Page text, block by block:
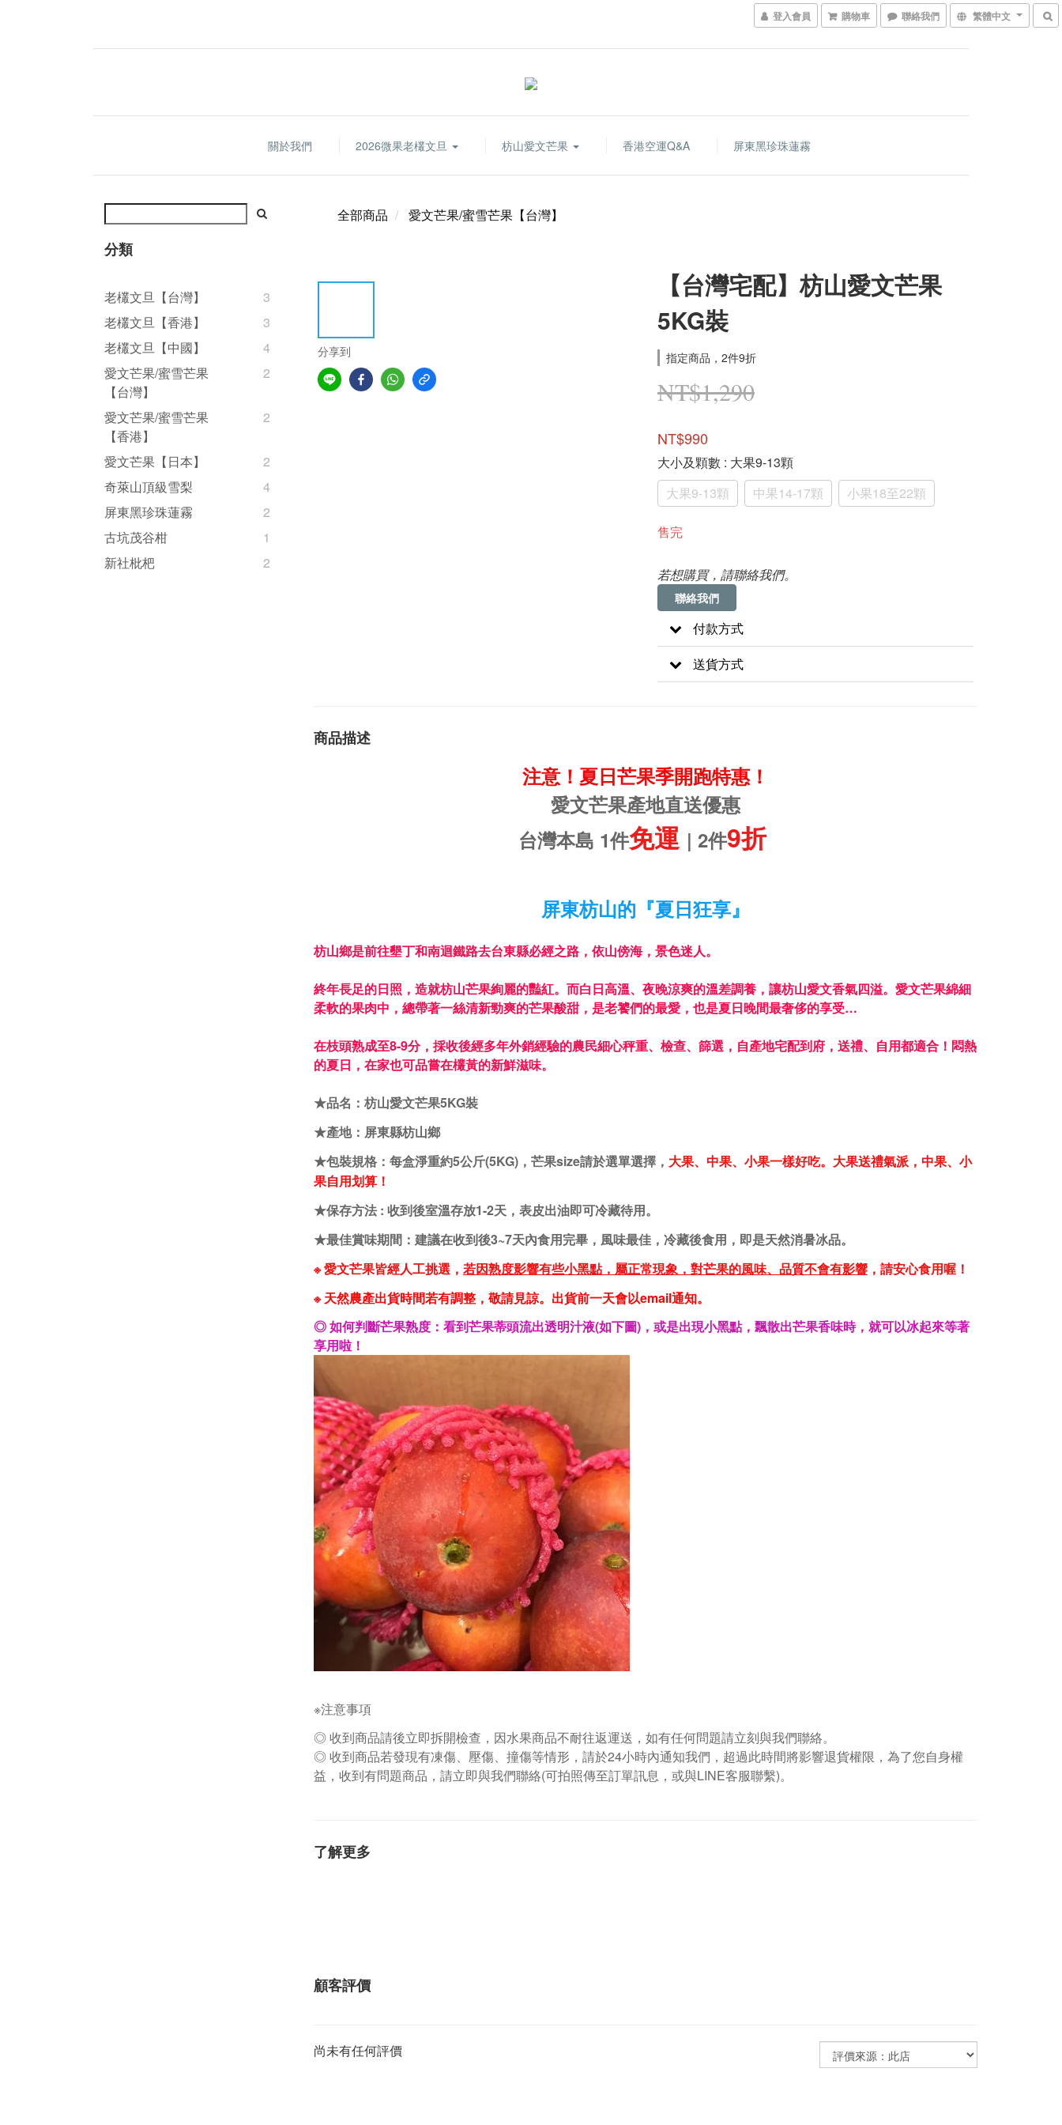
登入會員 購物車 聯絡我們 繁體中文
關於我們 2026微果老欉文旦 枋山愛文芒果 香港空運Q&A 屏東黑珍珠蓮霧
分類
老欉文旦【台灣】
3
老欉文旦【香港】
3
老欉文旦【中國】
4
愛文芒果/蜜雪芒果
【台灣】
2
愛文芒果/蜜雪芒果
【香港】
2
愛文芒果【日本】
2
奇萊山頂級雪梨
4
屏東黑珍珠蓮霧
2
古坑茂谷柑
1
新社枇杷
2
全部商品 愛文芒果/蜜雪芒果【台灣】
分享到
【台灣宅配】枋山愛文芒果
5KG裝
指定商品，2件9折
NT$1,290
NT$990
大小及顆數 : 大果9-13顆
大果9-13顆
中果14-17顆 小果18至22顆
售完
若想購買，請聯絡我們。
聯絡我們
付款方式
送貨方式
商品描述
注意 ！ 夏日芒果季開跑特惠！
愛文芒果產地直送優惠
台灣本島 1件免運 | 2件9折
屏東枋山的『夏日狂享』
枋山鄉是前往墾丁和南迴鐵路去台東縣必經之路，依山傍海，景色迷人。
終年長足的日照，造就枋山芒果絢麗的豔紅。而白日高溫、夜晚涼爽的溫差調養，讓枋山愛文香氣四溢。 愛文芒果綿細
柔軟的果肉中，總帶著一絲清新勁爽的芒果酸甜，是老饕們的最愛，也是夏日晚間最奢侈的享受…
在枝頭熟成至8-9分，採收後經多年外銷經驗的農民細心秤重、檢查、篩選，自產地宅配到府，送禮、自用都適合！ 悶熱
的夏日，在家也可品嘗在欉黃的新鮮滋味。
★品名 ：枋山愛文芒果5KG裝
★產地：屏東縣枋山鄉
★包裝規格：每盒淨重約5公斤(5KG)，芒果size請於選單選擇， 大果、中果、小果一樣好吃。大果送禮氣派，中果、小
果自用划算！
★保存方法 : 收到後室溫存放1-2天，表皮出油即可冷藏待用。
★最佳賞味期間： 建議在收到後3~7天內食用完畢，風味最佳，冷藏後食用，即是天然消暑冰品。
※愛文芒果皆經人工挑選， 若因熟度影響有些小黑點，屬正常現象，對芒果的風味、品質不會有影響 ，請安心食用喔！
※ 天然農產出貨時間若有調整，敬請見諒。出貨前一天會以email通知。
◎ 如何判斷芒果熟度：看到芒果蒂頭流出透明汁液(如下圖)，或是出現小黑點，飄散出芒果香味時，就可以冰起來等著
享用啦！
※注意事項
◎ 收到商品請後立即拆開檢查，因水果商品不耐往返運送，如有任何問題請立刻與我們聯絡。
◎ 收到商品若發現有凍傷、壓傷、撞傷等情形，請於24小時內通知我們，超過此時間將影響退貨權限，為了您自身權
益，收到有問題商品，請立即與我們聯絡(可拍照傳至訂單訊息，或與LINE客服聯繫)。
了解更多
顧客評價
尚未有任何評價